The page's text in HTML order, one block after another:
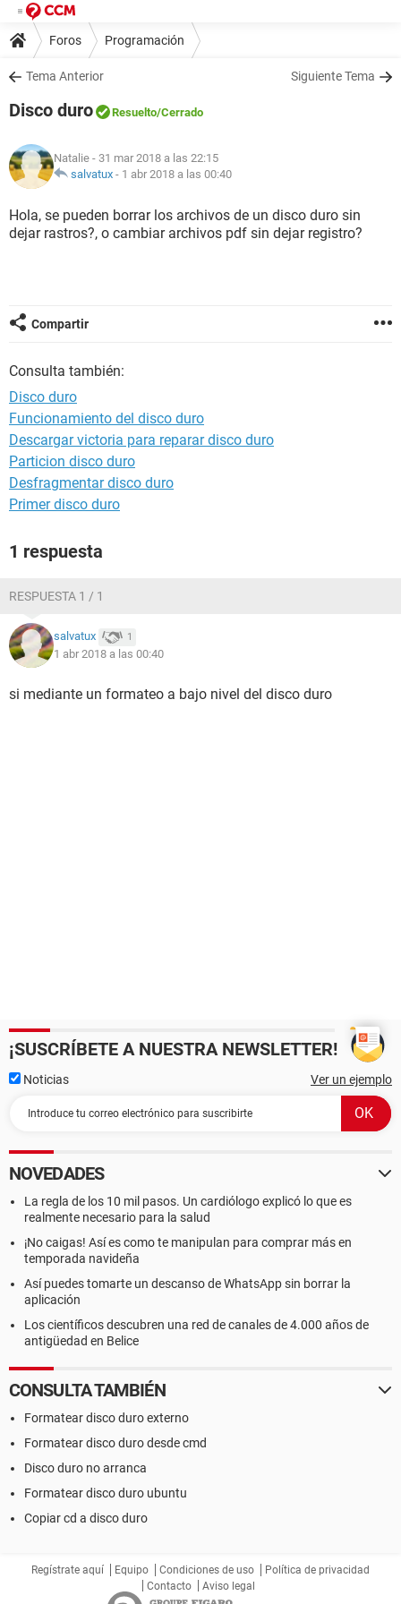
Foros Programación
Tema Anterior Siguiente Tema
Disco duro Resuelto/Cerrado
Natalie - 31 mar 2018 a las 22:15
salvatux - 1 abr 2018 a las 00:40
Hola, se pueden borrar los archivos de un disco duro sin
dejar rastros?, o cambiar archivos pdf sin dejar registro?
Compartir
Consulta también:
Disco duro
Funcionamiento del disco duro
Descargar victoria para reparar disco duro
Particion disco duro
Desfragmentar disco duro
Primer disco duro
1 respuesta
RESPUESTA 1 / 1
salvatux 1
1 abr 2018 a las 00:40
si mediante un formateo a bajo nivel del disco duro
¡SUSCRÍBETE A NUESTRA NEWSLETTER!
Noticias Ver un ejemplo
NOVEDADES
La regla de los 10 mil pasos. Un cardiólogo explicó lo que es
realmente necesario para la salud
¡No caigas! Así es como te manipulan para comprar más en
temporada navideña
Así puedes tomarte un descanso de WhatsApp sin borrar la
aplicación
Los científicos descubren una red de canales de 4.000 años de
antigüedad en Belice
CONSULTA TAMBIÉN
Formatear disco duro externo
Formatear disco duro desde cmd
Disco duro no arranca
Formatear disco duro ubuntu
Copiar cd a disco duro
Regístrate aquí Equipo Condiciones de uso
Política de privacidad
Contacto
Aviso legal